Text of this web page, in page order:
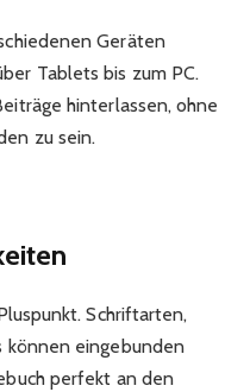
Geräten
Tablets bis zum PC.
hinterlassen, ohne
zu sein.
Schriftarten,
können eingebunden
perfekt an den